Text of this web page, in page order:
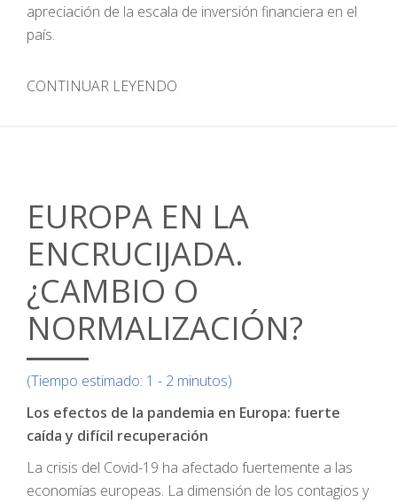
apreciación de la escala de inversión financiera en el
país.
CONTINUAR LEYENDO
EUROPA EN LA
ENCRUCIJADA.
¿CAMBIO O
NORMALIZACIÓN?
(Tiempo estimado: 1 - 2 minutos)
Los efectos de la pandemia en Europa: fuerte
caída y difícil recuperación
La crisis del Covid-19 ha afectado fuertemente a las
economías europeas. La dimensión de los contagios y